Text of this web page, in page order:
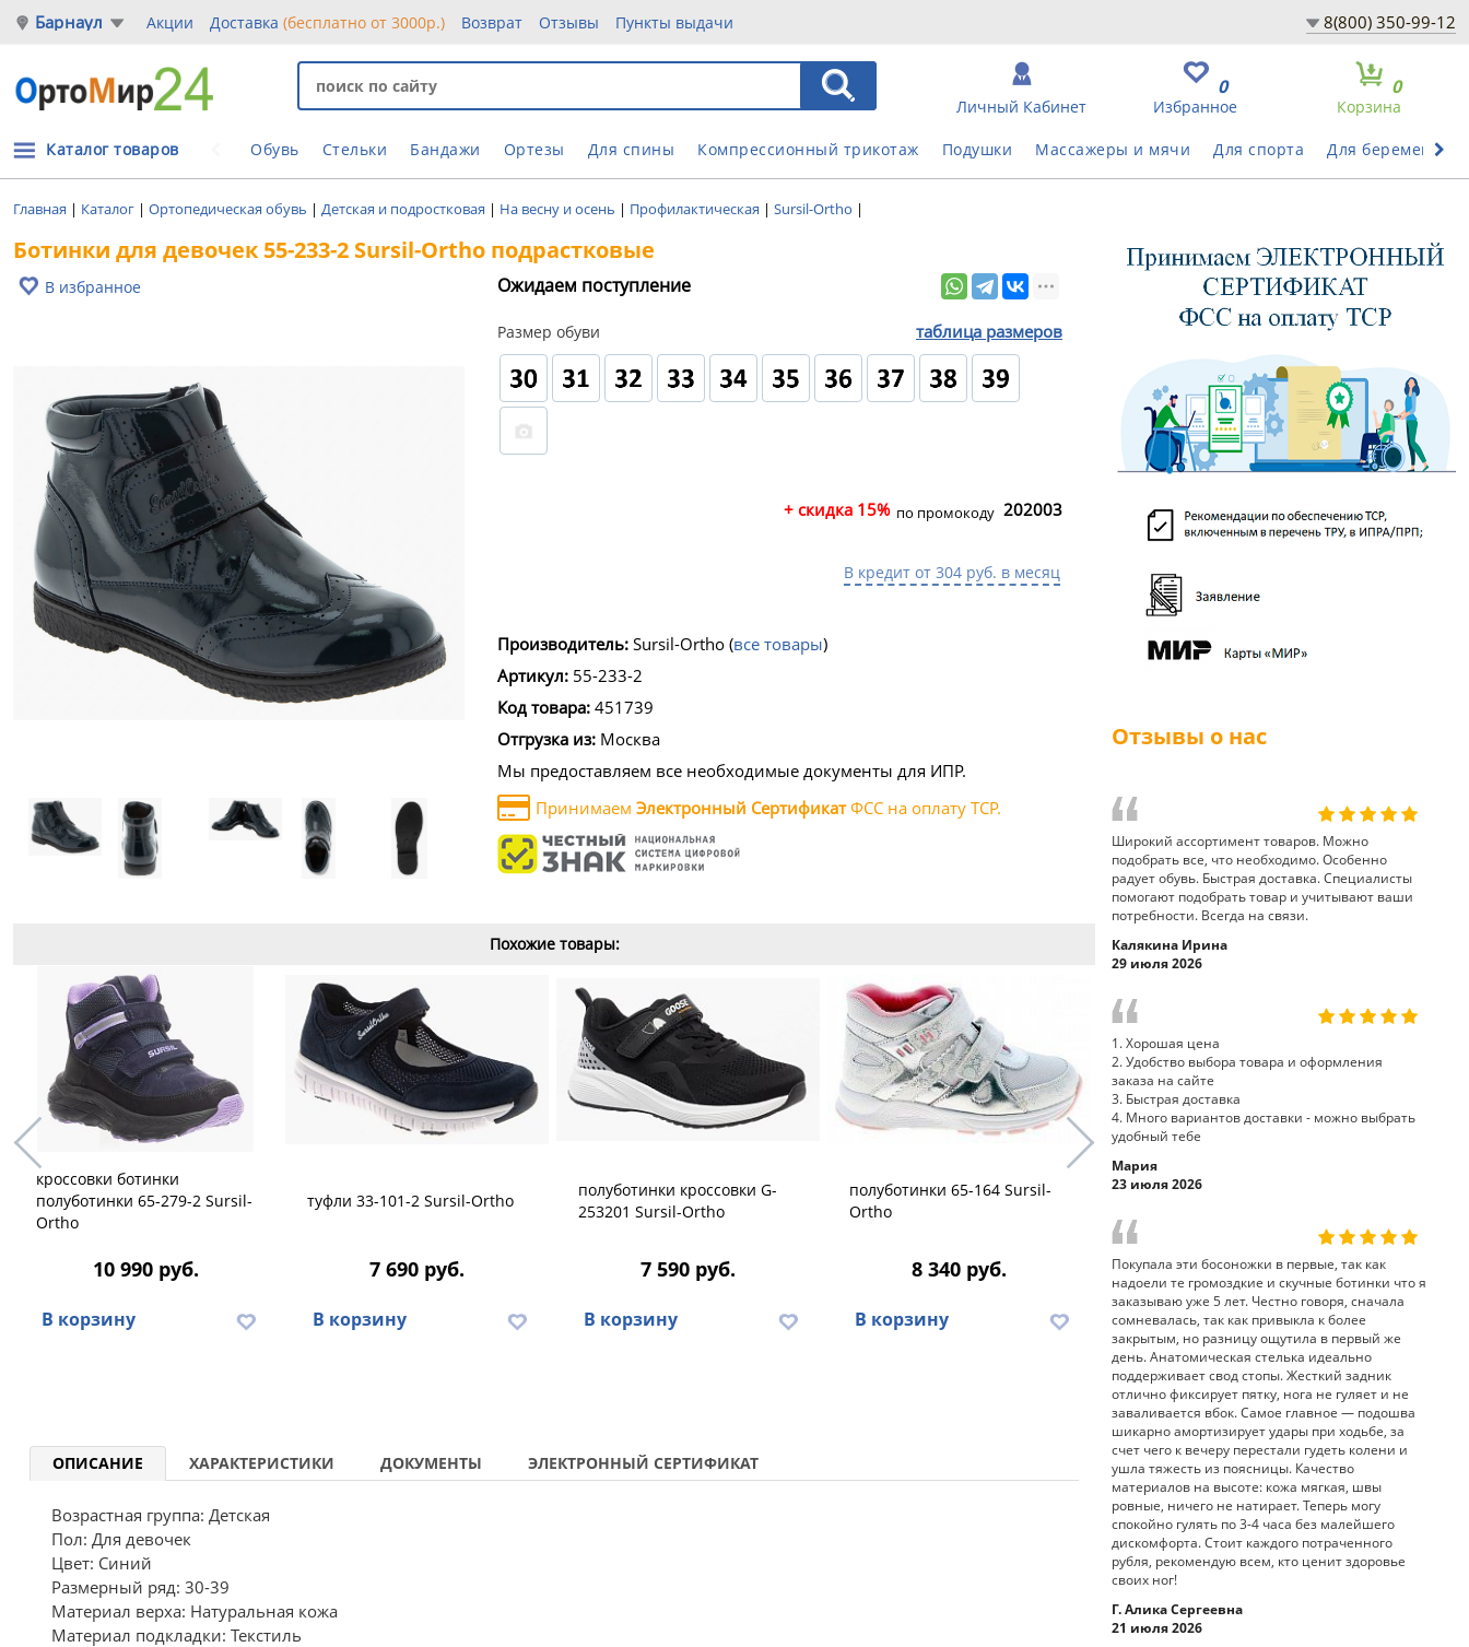
Барнаул Акции Доставка(бесплатно от 3000р.) Возврат Отзывы Пункты выдачи 8(800) 350-99-12
Корзина
0
Избранное
0
Личный Кабинет
Обувь Стельки Бандажи Ортезы Для спины Компрессионный трикотаж Подушки Массажеры и мячи Для спорта Для беременных
Каталог товаров
Главная | Каталог | Ортопедическая обувь | Детская и подростковая | На весну и осень | Профилактическая | Sursil-Ortho |
Ботинки для девочек 55-233-2 Sursil-Ortho подрастковые
В избранное Ожидаем поступление
Размер обуви таблица размеров
+ скидка 15% по промокоду 202003
В кредит от 304 руб. в месяц
Производитель: Sursil-Ortho(все товары)
Артикул: 55-233-2
Код товара: 451739
Отгрузка из: Москва
Мы предоставляем все необходимые документы для ИПР.
Принимаем Электронный СертификатФСС на оплату ТСР.
Похожие товары:
кроссовки ботинки
полуботинки 65-279-2 Sursil-
Ortho
10 990 руб.
В корзину
туфли 33-101-2 Sursil-Ortho
7 690 руб.
В корзину
полуботинки кроссовки G-
253201 Sursil-Ortho
7 590 руб.
В корзину
полуботинки 65-164 Sursil-
Ortho
8 340 руб.
В корзину
ботинки 65-166-3 Sursil-
7 580 руб.
В корзину
ОПИСАНИЕ ХАРАКТЕРИСТИКИ ДОКУМЕНТЫ ЭЛЕКТРОННЫЙ СЕРТИФИКАТ
Возрастная группа: Детская
Пол: Для девочек
Цвет: Синий
Размерный ряд: 30-39
Материал верха: Натуральная кожа
Материал подкладки: Текстиль
Отзывы о нас
Широкий ассортимент товаров. Можно
подобрать все, что необходимо. Особенно
радует обувь. Быстрая доставка. Специалисты
помогают подобрать товар и учитывают ваши
потребности. Всегда на связи.
Калякина Ирина
29 июля 2026
1. Хорошая цена
2. Удобство выбора товара и оформления
заказа на сайте
3. Быстрая доставка
4. Много вариантов доставки - можно выбрать
удобный тебе
Мария
23 июля 2026
Покупала эти босоножки в первые, так как
надоели те громоздкие и скучные ботинки что я
заказываю уже 5 лет. Честно говоря, сначала
сомневалась, так как привыкла к более
закрытым, но разницу ощутила в первый же
день. Анатомическая стелька идеально
поддерживает свод стопы. Жесткий задник
отлично фиксирует пятку, нога не гуляет и не
заваливается вбок. Самое главное — подошва
шикарно амортизирует удары при ходьбе, за
счет чего к вечеру перестали гудеть колени и
ушла тяжесть из поясницы. Качество
материалов на высоте: кожа мягкая, швы
ровные, ничего не натирает. Теперь могу
спокойно гулять по 3-4 часа без малейшего
дискомфорта. Стоит каждого потраченного
рубля, рекомендую всем, кто ценит здоровье
своих ног!
Г. Алика Сергеевна
21 июля 2026